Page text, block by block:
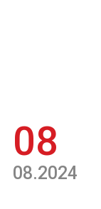
08
08.2024